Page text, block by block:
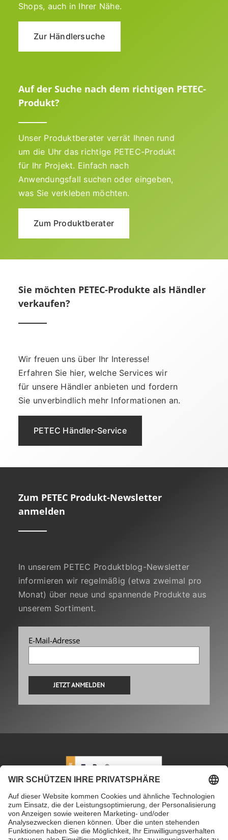
Shops, auch in Ihrer Nähe.
Zur Händlersuche
Auf der Suche nach dem richtigen PETEC-
Produkt?
Unser Produktberater verrät Ihnen rund
um die Uhr das richtige PETEC-Produkt
für Ihr Projekt. Einfach nach
Anwendungsfall suchen oder eingeben,
was Sie verkleben möchten.
Zum Produktberater
Sie möchten PETEC-Produkte als Händler
verkaufen?
Wir freuen uns über Ihr Interesse!
Erfahren Sie hier, welche Services wir
für unsere Händler anbieten und fordern
Sie unverbindlich mehr Informationen an.
PETEC Händler-Service
Zum PETEC Produkt-Newsletter
anmelden
In unserem PETEC Produktblog-Newsletter
informieren wir regelmäßig (etwa zweimal pro
Monat) über neue und spannende Produkte aus
unserem Sortiment.
E-Mail-Adresse
Alternative:
PETEC Verbindungstechnik GmbH | Wüstenbuch 26
96132 Schlüsselfeld | Deutschland | +49 9555 80994